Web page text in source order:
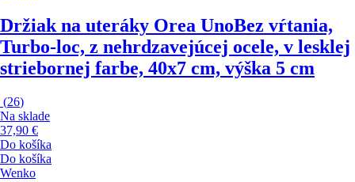
Držiak na uteráky Orea UnoBez vŕtania,
Turbo-loc, z nehrdzavejúcej ocele, v lesklej
striebornej farbe, 40x7 cm, výška 5 cm
(26)
Na sklade
37,90 €
Do košíka
Do košíka
Wenko